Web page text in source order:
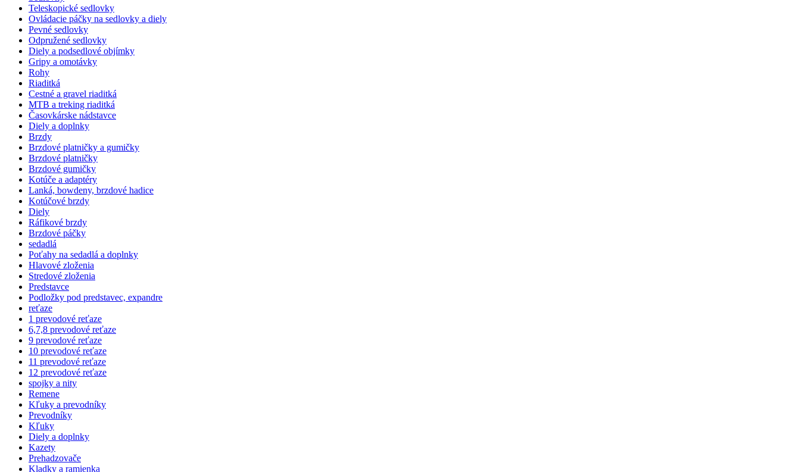
Teleskopické sedlovky
Ovládacie páčky na sedlovky a diely
Pevné sedlovky
Odpružené sedlovky
Diely a podsedlové objímky
Gripy a omotávky
Rohy
Riaditká
Cestné a gravel riaditká
MTB a treking riaditká
Časovkárske nádstavce
Diely a doplnky
Brzdy
Brzdové platničky a gumičky
Brzdové platničky
Brzdové gumičky
Kotúče a adaptéry
Lanká, bowdeny, brzdové hadice
Kotúčové brzdy
Diely
Ráfikové brzdy
Brzdové páčky
sedadlá
Poťahy na sedadlá a doplnky
Hlavové zloženia
Stredové zloženia
Predstavce
Podložky pod predstavec, expandre
reťaze
1 prevodové reťaze
6,7,8 prevodové reťaze
9 prevodové reťaze
10 prevodové reťaze
11 prevodové reťaze
12 prevodové reťaze
spojky a nity
Remene
Kľuky a prevodníky
Prevodníky
Kľuky
Diely a doplnky
Kazety
Prehadzovače
Kladky a ramienka